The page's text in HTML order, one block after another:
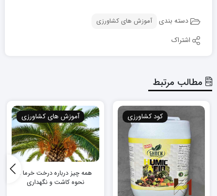
دسته بندی آموزش های کشاورزی
اشتراک
مطالب مرتبط
کود کشاورزی آموزش های کشاورزی
همه چیز درباره درخت خرما ،
نحوه کاشت و نگهداری